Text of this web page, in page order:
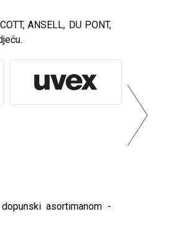
ANSELL, DU PONT,
asortimanom -